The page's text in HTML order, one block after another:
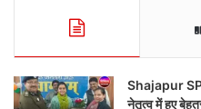
Shajapur SP
नेतृत्व में हुए